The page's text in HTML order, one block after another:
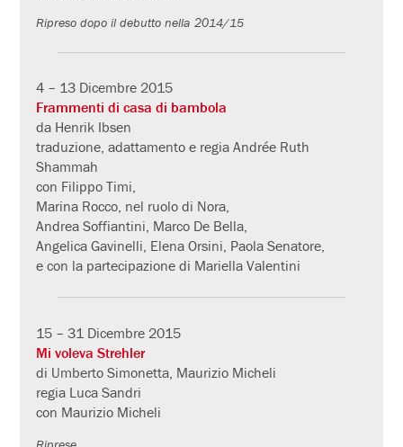
Ripreso dopo il debutto nella 2014/15
4 – 13 Dicembre 2015
Frammenti di casa di bambola
da Henrik Ibsen
traduzione, adattamento e regia Andrée Ruth
Shammah
con Filippo Timi,
Marina Rocco, nel ruolo di Nora,
Andrea Soffiantini, Marco De Bella,
Angelica Gavinelli, Elena Orsini, Paola Senatore,
e con la partecipazione di Mariella Valentini
15 – 31 Dicembre 2015
Mi voleva Strehler
di Umberto Simonetta, Maurizio Micheli
regia Luca Sandri
con Maurizio Micheli